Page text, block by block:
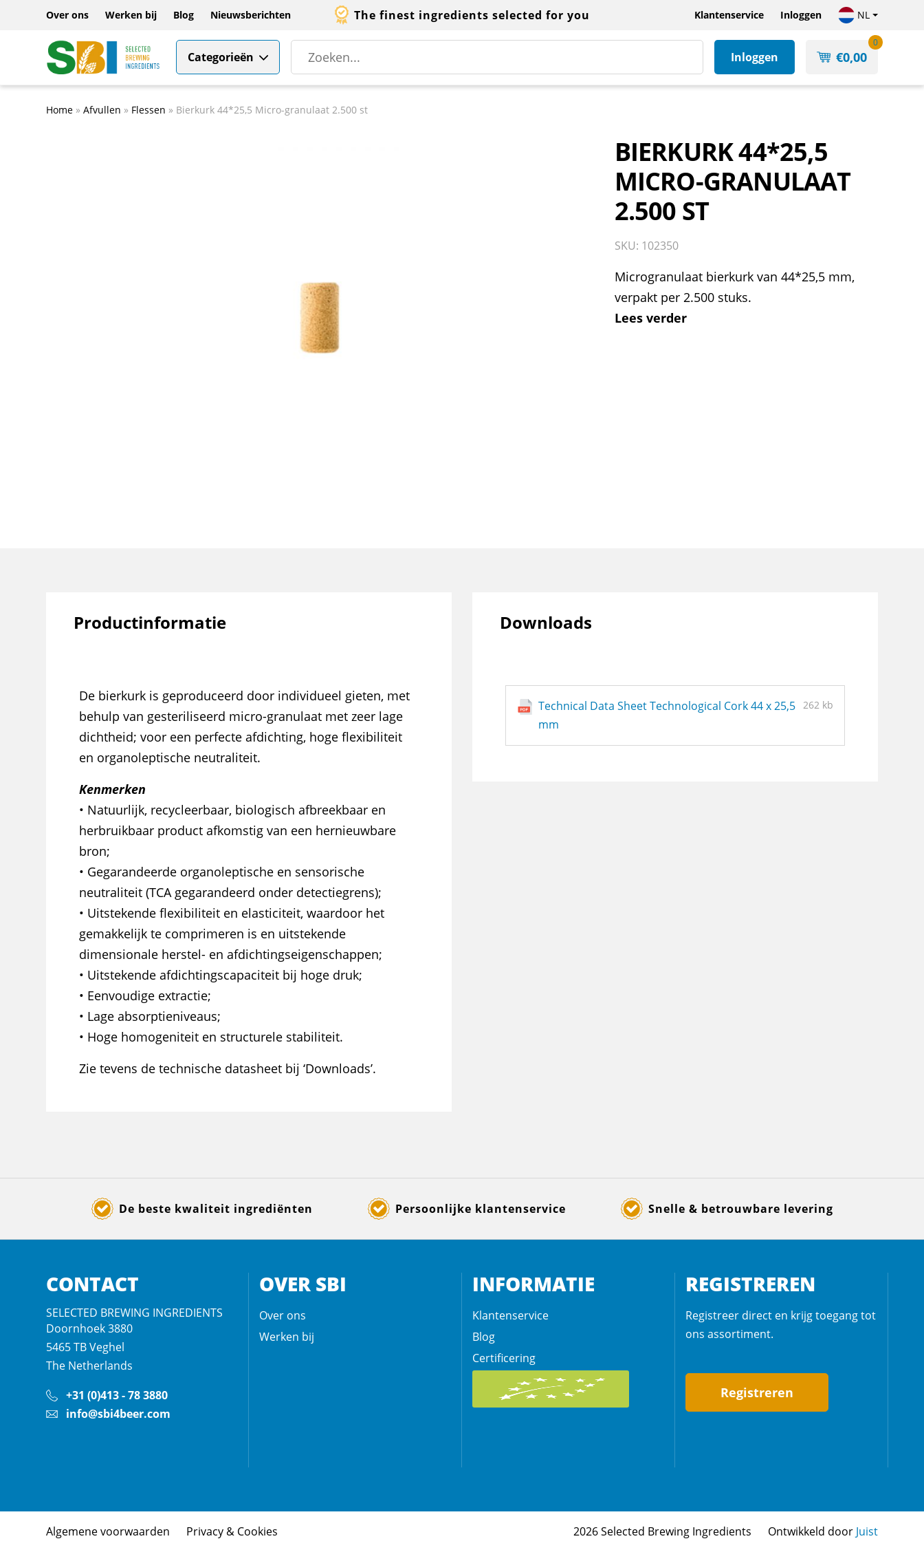
Over ons Werken bij Blog Nieuwsberichten The finest ingredients selected for you Klantenservice Inloggen NL
Categorieën Inloggen €0,00
0
Home » Afvullen » Flessen » Bierkurk 44*25,5 Micro-granulaat 2.500 st
BIERKURK 44*25,5
MICRO-GRANULAAT
2.500 ST
SKU: 102350
Microgranulaat bierkurk van 44*25,5 mm,
verpakt per 2.500 stuks.
Lees verder
Productinformatie
De bierkurk is geproduceerd door individueel gieten, met
behulp van gesteriliseerd micro-granulaat met zeer lage
dichtheid; voor een perfecte afdichting, hoge flexibiliteit
en organoleptische neutraliteit.
Kenmerken
• Natuurlijk, recycleerbaar, biologisch afbreekbaar en
herbruikbaar product afkomstig van een hernieuwbare
bron;
• Gegarandeerde organoleptische en sensorische
neutraliteit (TCA gegarandeerd onder detectiegrens);
• Uitstekende flexibiliteit en elasticiteit, waardoor het
gemakkelijk te comprimeren is en uitstekende
dimensionale herstel- en afdichtingseigenschappen;
• Uitstekende afdichtingscapaciteit bij hoge druk;
• Eenvoudige extractie;
• Lage absorptieniveaus;
• Hoge homogeniteit en structurele stabiliteit.
Zie tevens de technische datasheet bij ‘Downloads’.
Downloads
Technical Data Sheet Technological Cork 44 x 25,5
mm
262 kb
De beste kwaliteit ingrediënten Persoonlijke klantenservice Snelle & betrouwbare levering
CONTACT
SELECTED BREWING INGREDIENTS
Doornhoek 3880
5465 TBVeghel
The Netherlands
+31 (0)413 - 78 3880
info@sbi4beer.com
OVER SBI
Over ons
Werken bij
INFORMATIE
Klantenservice
Blog
Certificering
REGISTREREN
Registreer direct en krijg toegang tot
ons assortiment.
Registreren
Algemene voorwaarden Privacy & Cookies 2026 Selected Brewing Ingredients Ontwikkeld door Juist